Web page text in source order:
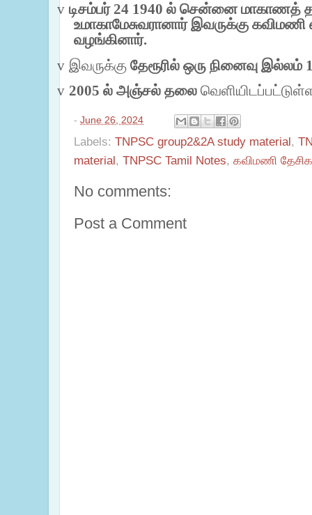
v டிசம்பர் 24 1940 ல் சென்னை மாகாணத்
உமாகாமேசுவரானார் இவருக்கு
வழங்கினார்.
v இவருக்கு தேரூரில் ஒரு நினைவு இல்லம்
v 2005 ல் அஞ்சல் தலை
- June 26, 2024
Labels: TNPSC group2&2A study material,
material, TNPSC Tamil Notes, கவிமணி
No comments:
Post a Comment